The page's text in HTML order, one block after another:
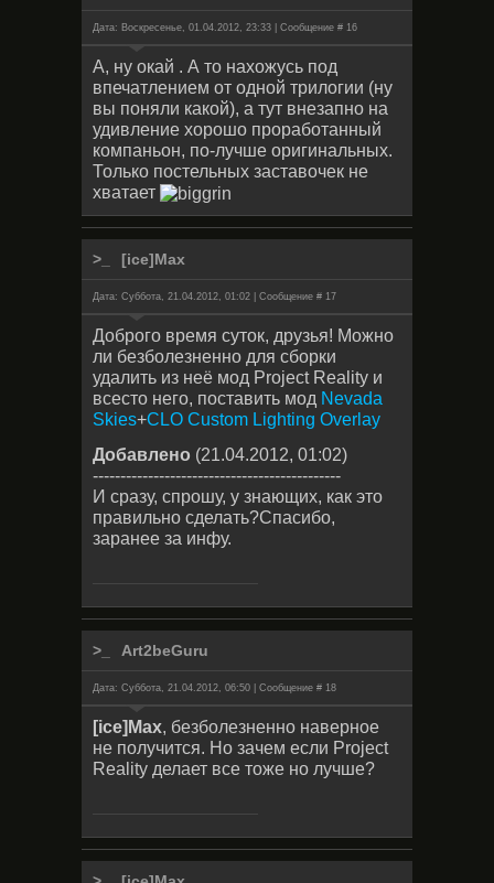
Дата: Воскресенье, 01.04.2012, 23:33 | Сообщение # 16
А, ну окай . А то нахожусь под
впечатлением от одной трилогии (ну
вы поняли какой), а тут внезапно на
удивление хорошо проработанный
компаньон, по-лучше оригинальных.
Только постельных заставочек не
хватает
[ice]Max
Дата: Суббота, 21.04.2012, 01:02 | Сообщение # 17
Доброго время суток, друзья! Можно
ли безболезненно для сборки
удалить из неё мод Project Reality и
всесто него, поставить мод Nevada
Skies+CLO Custom Lighting Overlay
Добавлено (21.04.2012, 01:02)
---------------------------------------------
И сразу, спрошу, у знающих, как это
правильно сделать?Спасибо,
заранее за инфу.
Art2beGuru
Дата: Суббота, 21.04.2012, 06:50 | Сообщение # 18
[ice]Max, безболезненно наверное
не получится. Но зачем если Project
Reality делает все тоже но лучше?